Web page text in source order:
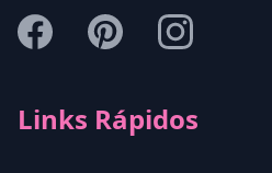
Links Rápidos